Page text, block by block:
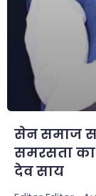
सेन समाज
समरसता का
देव साय